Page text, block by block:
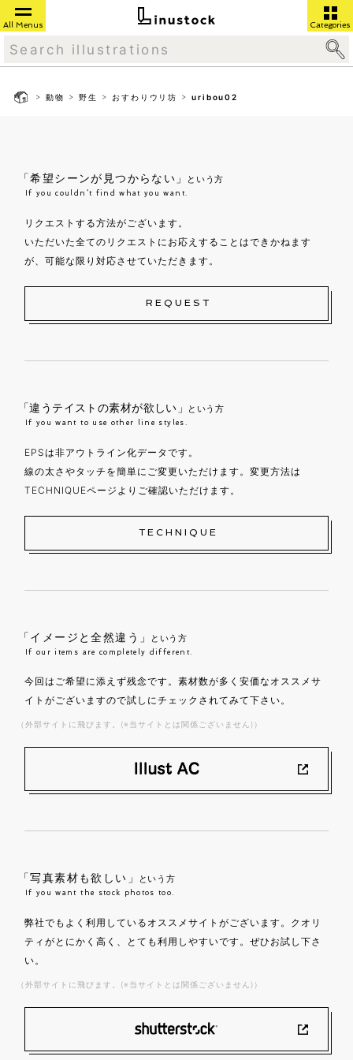
All Menus Categories
>動物 >野生 > おすわりウリ坊 >uribou02
「希望シーンが見つからない」 という方
If you couldn’t find what you want.
リクエストする方法がございます。
いただいた全てのリクエストにお応えすることはできかねます
が、可能な限り対応させていただきます。
REQUEST
「違うテイストの素材が欲しい」 という方
If you want to use other line styles.
EPSは非アウトライン化データです。
線の太さやタッチを簡単にご変更いただけます。変更方法は
TECHNIQUEページよりご確認いただけます。
TECHNIQUE
「イメージと全然違う」 という方
If our items are completely different.
今回はご希望に添えず残念です。素材数が多く安価なオススメサ
イトがございますので試しにチェックされてみて下さい。
（外部サイトに飛びます。(※当サイトとは関係ございません)）
「写真素材も欲しい」 という方
If you want the stock photos too.
弊社でもよく利用しているオススメサイトがございます。クオリ
ティがとにかく高く、とても利用しやすいです。ぜひお試し下さ
い。
（外部サイトに飛びます。(※当サイトとは関係ございません)）